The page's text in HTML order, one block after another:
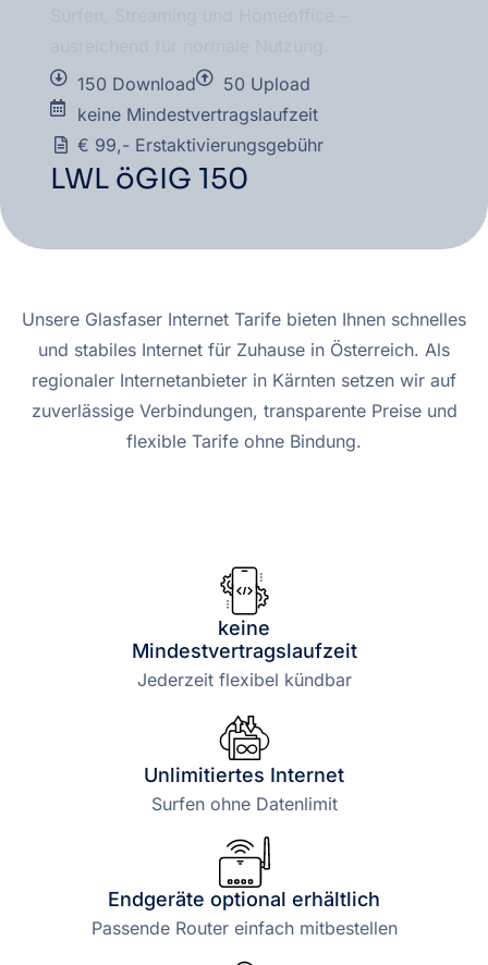
150 Download
50 Upload
keine Mindestvertragslaufzeit
€ 99,- Erstaktivierungsgebühr
LWL öGIG 150
Unsere Glasfaser Internet Tarife bieten Ihnen schnelles
und stabiles Internet für Zuhause in Österreich. Als
regionaler Internetanbieter in Kärnten setzen wir auf
zuverlässige Verbindungen, transparente Preise und
flexible Tarife ohne Bindung.
keine
Mindestvertragslaufzeit
Jederzeit flexibel kündbar
Unlimitiertes Internet
Surfen ohne Datenlimit
Endgeräte optional erhältlich
Passende Router einfach mitbestellen